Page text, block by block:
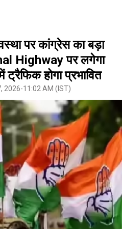
पर कांग्रेस का बड़ा
Highway पर लगेगा
ट्रैफिक होगा प्रभावित
2026-11:02 AM (IST)